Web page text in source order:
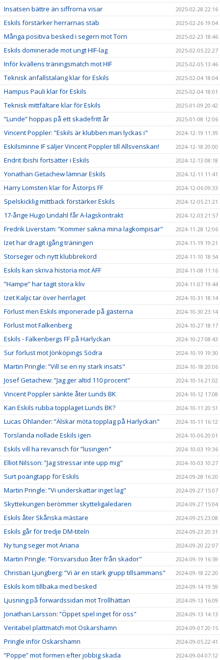
Insatsen bättre än siffrorna visar 2025-02-28 22:16
Eskils förstärker herrarnas stab 2025-02-26 19:04
Många positiva besked i segern mot Torn 2025-02-23 18:46
Eskils dominerade mot ungt HIF-lag 2025-02-05 22:27
Inför kvällens träningsmatch mot HIF 2025-02-05 13:46
Teknisk anfallstalang klar för Eskils 2025-02-04 18:04
Hampus Pauli klar för Eskils 2025-02-04 18:01
Teknisk mittfältare klar för Eskils 2025-01-09 20:42
”Lunde” hoppas på ett skadefritt år 2025-01-08 12:06
Vincent Poppler: ”Eskils är klubben man lyckas i" 2024-12-19 11:39
Eskilsminne IF säljer Vincent Poppler till Allsvenskan! 2024-12-18 20:00
Endrit Ibishi fortsätter i Eskils 2024-12-13 08:18
Yonathan Getachew lämnar Eskils 2024-12-11 11:41
Harry Lomsten klar för Åstorps FF 2024-12-06 09:33
Spelskicklig mittback förstärker Eskils 2024-12-05 21:21
17-årige Hugo Lindahl får A-lagskontrakt 2024-12-03 21:57
Fredrik Liverstam: ”Kommer sakna mina lagkompisar" 2024-11-28 12:06
Izet har dragit igång träningen 2024-11-19 19:21
Storseger och nytt klubbrekord 2024-11-10 18:54
Eskils kan skriva historia mot ÄFF 2024-11-08 11:16
”Hampe” har tagit stora kliv 2024-11-07 19:44
Izet Kaljic tar över herrlaget 2024-10-31 18:14
Förlust men Eskils imponerade på gästerna 2024-10-30 23:14
Förlust mot Falkenberg 2024-10-27 18:17
Eskils - Falkenbergs FF på Harlyckan 2024-10-27 08:43
Sur förlust mot Jönköpings Södra 2024-10-19 19:30
Martin Pringle: ”Vill se en ny stark insats" 2024-10-18 20:06
Josef Getachew: ”Jag ger altid 110 procent" 2024-10-16 21:02
Vincent Poppler sänkte åter Lunds BK 2024-10-12 17:08
Kan Eskils rubba topplaget Lunds BK? 2024-10-11 20:51
Lucas Ohlander: ”Älskar möta topplag på Harlyckan" 2024-10-11 16:12
Torslanda nollade Eskils igen 2024-10-06 20:01
Eskils vill ha revansch för ”lusingen" 2024-10-03 19:36
Elliot Nilsson: ”Jag stressar inte upp mig" 2024-10-03 10:27
Surt poängtapp för Eskils 2024-09-28 16:20
Martin Pringle: ”Vi underskattar inget lag" 2024-09-27 15:07
Skyttekungen berömmer skytteligaledaren 2024-09-27 15:04
Eskils åter Skånska mästare 2024-09-25 23:08
Eskils går för tredje DM-titeln 2024-09-23 20:31
Ny tung seger mot Ariana 2024-09-20 22:07
Martin Pringle: ”Försvarsduo åter från skador" 2024-09-19 16:59
Christian Ljungberg: ”Vi är en stark grupp tillsammans" 2024-09-18 22:20
Eskils kom tillbaka med besked 2024-09-14 19:59
Ljusning på forwardssidan mot Trollhättan 2024-09-13 16:09
Jonathan Larsson: ”Öppet spel inget för oss" 2024-09-13 14:13
Veritabel plattmatch mot Oskarshamn 2024-09-07 20:15
Pringle inför Oskarshamn 2024-09-05 22:41
”Poppe” mot formen efter jobbig skada 2024-09-04 07:12